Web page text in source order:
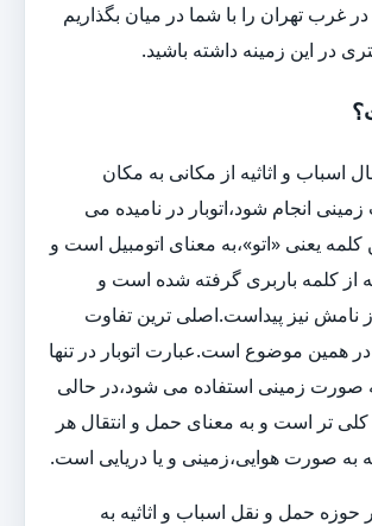
در غرب تهران را با شما در میان بگذاریم
در این زمینه داشته باشید.
اسباب و اثاثیه از مکانی به مکان
انجام شود،اتوبار در نامیده می
یعنی «اتو»،به معنای اتومبیل است و
از کلمه باربری گرفته شده است و
نامش نیز پیداست.اصلی ترین تفاوت
در همین موضوع است.عبارت اتوبار در تنها
صورت زمینی استفاده می شود،در حالی
کلی تر است و به معنای حمل و انتقال هر
به صورت هوایی،زمینی و یا دریایی است.
حمل و نقل اسباب و اثاثیه به